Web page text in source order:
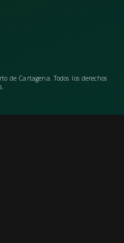
de Cartagena. Todos los derechos